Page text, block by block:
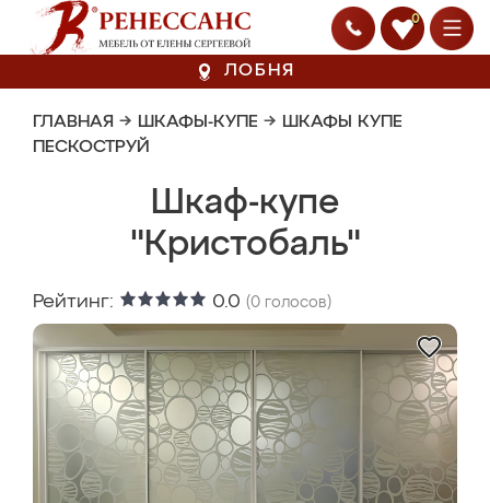
0
ЛОБНЯ
ГЛАВНАЯ → ШКАФЫ-КУПЕ → ШКАФЫ КУПЕ
ПЕСКОСТРУЙ
Шкаф-купе
"Кристобаль"
Рейтинг: 0.0 (0 голосов)